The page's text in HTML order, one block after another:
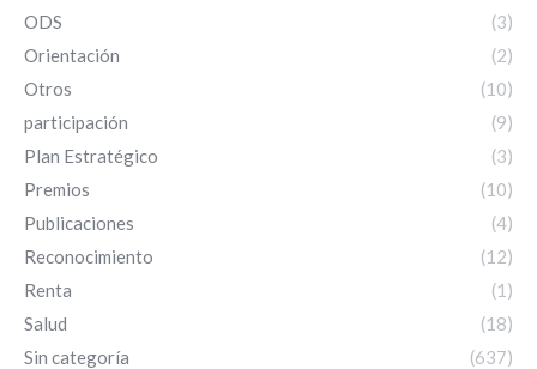
ODS
(3)
Orientación
(2)
Otros
(10)
participación
(9)
Plan Estratégico
(3)
Premios
(10)
Publicaciones
(4)
Reconocimiento
(12)
Renta
(1)
Salud
(18)
Sin categoría
(637)